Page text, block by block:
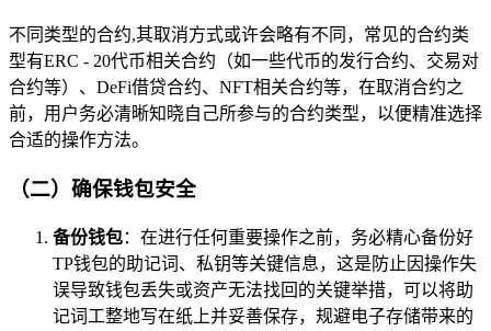
不同类型的合约,其取消方式或许会略有不同，常见的合约类
型有ERC - 20代币相关合约（如一些代币的发行合约、交易对
合约等）、DeFi借贷合约、NFT相关合约等，在取消合约之
前，用户务必清晰知晓自己所参与的合约类型，以便精准选择
合适的操作方法。
（二）确保钱包安全
备份钱包：在进行任何重要操作之前，务必精心备份好
TP钱包的助记词、私钥等关键信息，这是防止因操作失
误导致钱包丢失或资产无法找回的关键举措，可以将助
记词工整地写在纸上并妥善保存，规避电子存储带来的